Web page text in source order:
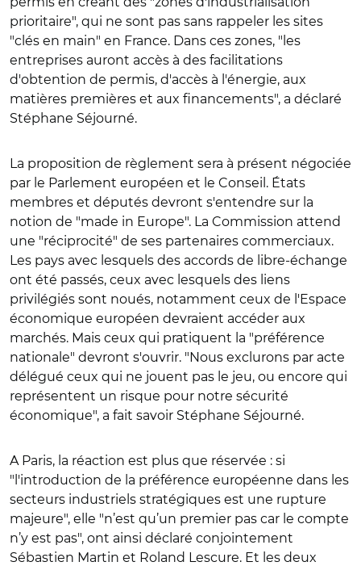
prioritaire", qui ne sont pas sans rappeler les sites
"clés en main" en France. Dans ces zones, "les
entreprises auront accès à des facilitations
d'obtention de permis, d'accès à l'énergie, aux
matières premières et aux financements", a déclaré
Stéphane Séjourné.
La proposition de règlement sera à présent négociée
par le Parlement européen et le Conseil. États
membres et députés devront s'entendre sur la
notion de "made in Europe". La Commission attend
une "réciprocité" de ses partenaires commerciaux.
Les pays avec lesquels des accords de libre-échange
ont été passés, ceux avec lesquels des liens
privilégiés sont noués, notamment ceux de l'Espace
économique européen devraient accéder aux
marchés. Mais ceux qui pratiquent la "préférence
nationale" devront s'ouvrir. "Nous exclurons par acte
délégué ceux qui ne jouent pas le jeu, ou encore qui
représentent un risque pour notre sécurité
économique", a fait savoir Stéphane Séjourné.
A Paris, la réaction est plus que réservée : si
"l'introduction de la préférence européenne dans les
secteurs industriels stratégiques est une rupture
majeure", elle "n’est qu’un premier pas car le compte
n’y est pas", ont ainsi déclaré conjointement
Sébastien Martin et Roland Lescure. Et les deux